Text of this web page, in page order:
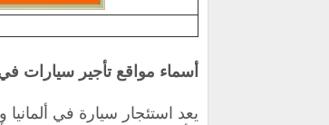
أسماء مواقع تأجير سيارات في
يعد استئجار سيارة في